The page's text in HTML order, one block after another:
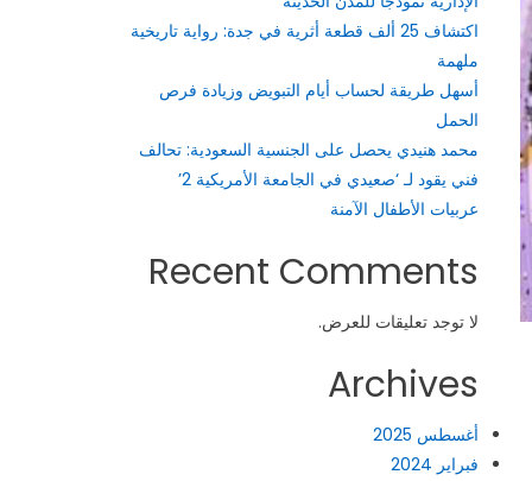
اكتشاف 25 ألف قطعة أثرية في جدة: رواية تاريخية
ملهمة
أسهل طريقة لحساب أيام التبويض وزيادة فرص
الحمل
محمد هنيدي يحصل على الجنسية السعودية: تحالف
فني يقود لـ ‘صعيدي في الجامعة الأمريكية 2’
عربيات الأطفال الآمنة
Recent Comments
لا توجد تعليقات للعرض.
Archives
أغسطس 2025
فبراير 2024